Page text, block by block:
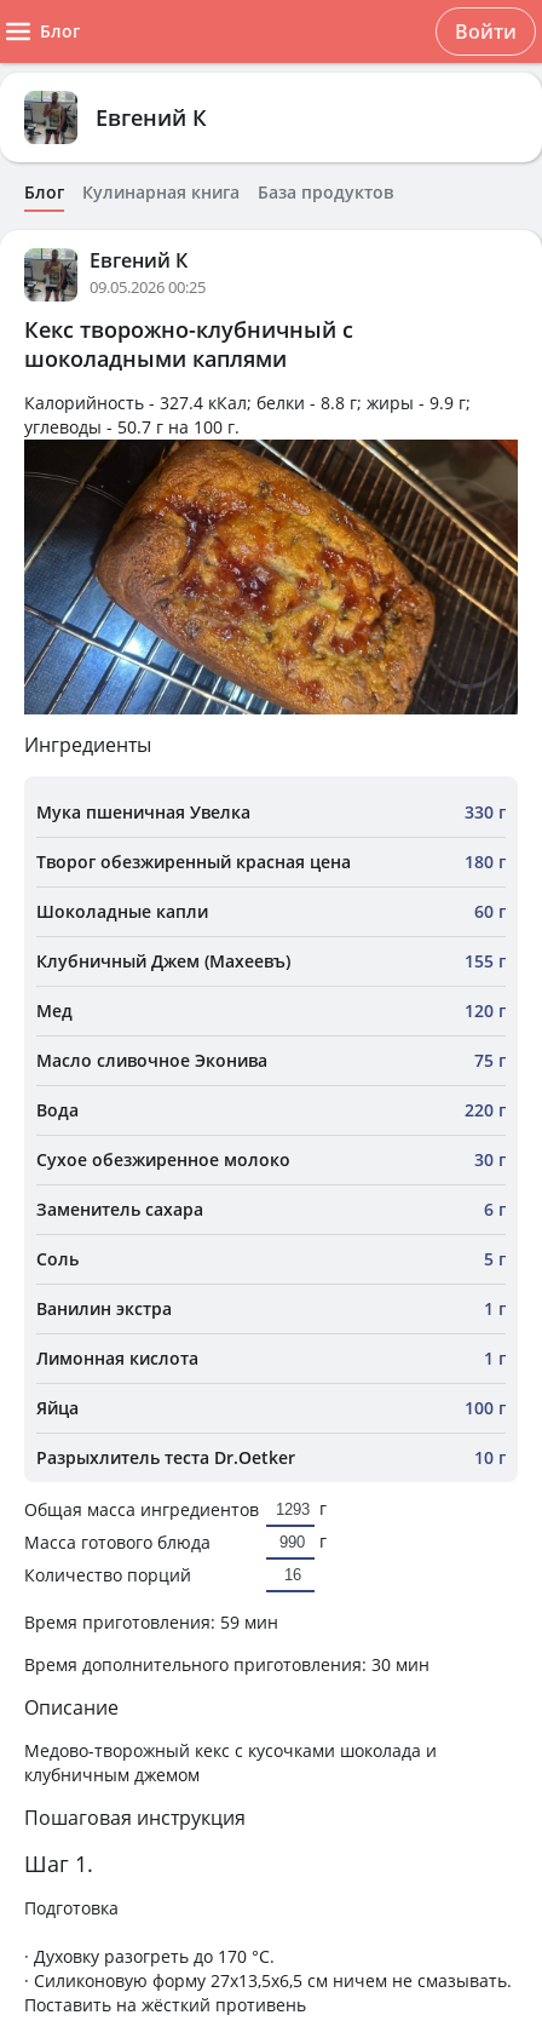
Блог Войти
Евгений К
Блог Кулинарная книга База продуктов
Евгений К
09.05.2026 00:25
Кекс творожно-клубничный с
шоколадными каплями
Калорийность - 327.4 кКал; белки - 8.8 г; жиры - 9.9 г;
углеводы - 50.7 г на 100 г.
Ингредиенты
Мука пшеничная Увелка 330 г
Творог обезжиренный красная цена 180 г
Шоколадные капли 60 г
Клубничный Джем (Махеевъ) 155 г
Мед 120 г
Масло сливочное Эконива 75 г
Вода 220 г
Сухое обезжиренное молоко 30 г
Заменитель сахара 6 г
Соль 5 г
Ванилин экстра 1 г
Лимонная кислота 1 г
Яйца 100 г
Разрыхлитель теста Dr.Oetker 10 г
Общая масса ингредиентов
г
Масса готового блюда
г
Количество порций
Время приготовления: 59 мин
Время дополнительного приготовления: 30 мин
Описание
Медово-творожный кекс с кусочками шоколада и
клубничным джемом
Пошаговая инструкция
Шаг 1.
Подготовка
· Духовку разогреть до 170 °C.
· Силиконовую форму 27х13,5х6,5 см ничем не смазывать.
Поставить на жёсткий противень